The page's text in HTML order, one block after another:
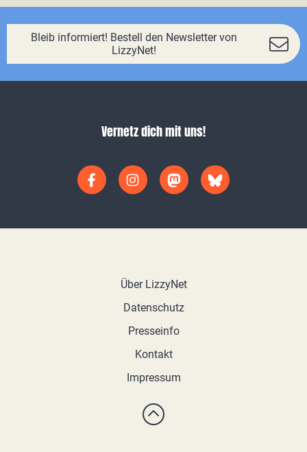
Bleib informiert! Bestell den Newsletter von
LizzyNet!
Vernetz dich mit uns!
Über LizzyNet
Datenschutz
Presseinfo
Kontakt
Impressum